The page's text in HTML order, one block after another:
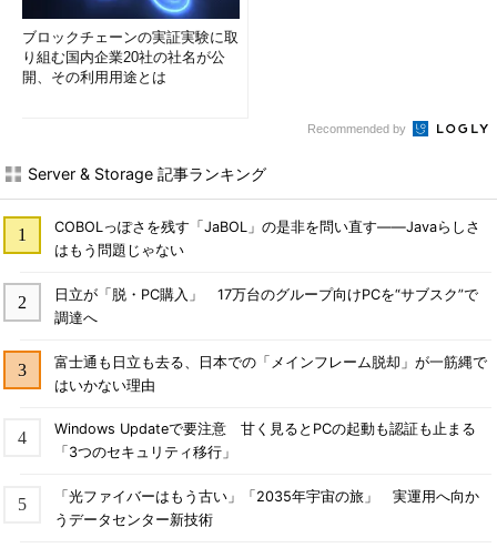
ブロックチェーンの実証実験に取
り組む国内企業20社の社名が公
開、その利用用途とは
Recommended by
Server & Storage 記事ランキング
COBOLっぽさを残す「JaBOL」の是非を問い直す――Javaらしさ
はもう問題じゃない
日立が「脱・PC購入」 17万台のグループ向けPCを“サブスク”で
調達へ
富士通も日立も去る、日本での「メインフレーム脱却」が一筋縄で
はいかない理由
Windows Updateで要注意 甘く見るとPCの起動も認証も止まる
「3つのセキュリティ移行」
「光ファイバーはもう古い」「2035年宇宙の旅」 実運用へ向か
うデータセンター新技術